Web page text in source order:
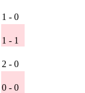
1 - 0
1 - 1
2 - 0
0 - 0